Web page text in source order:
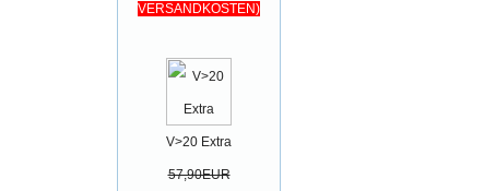
VERSANDKOSTEN)
V>20 Extra
57,90EUR